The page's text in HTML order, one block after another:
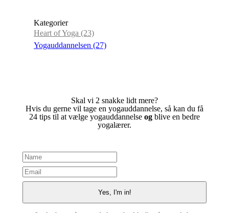
Kategorier
Heart of Yoga (23)
Yogauddannelsen (27)
Skal vi 2 snakke lidt mere?
Hvis du gerne vil tage en yogauddannelse, så kan du få
24 tips til at vælge yogauddannelse og blive en bedre
yogalærer.